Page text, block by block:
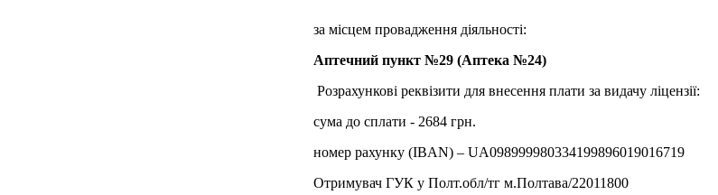
за місцем провадження діяльності:
Аптечний пункт №29 (Аптека №24)
Розрахункові реквізити для внесення плати за видачу ліцензії:
сума до сплати - 2684 грн.
номер рахунку (IBAN) – UA098999980334199896019016719
Отримувач ГУК у Полт.обл/тг м.Полтава/22011800